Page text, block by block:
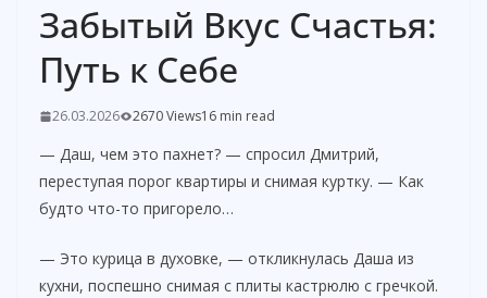
Забытый Вкус Счастья:
Путь к Себе
26.03.2026 2670 Views16 min read
— Даш, чем это пахнет? — спросил Дмитрий,
переступая порог квартиры и снимая куртку. — Как
будто что-то пригорело…
— Это курица в духовке, — откликнулась Даша из
кухни, поспешно снимая с плиты кастрюлю с гречкой.